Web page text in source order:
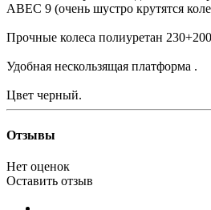
ABEC 9 (очень шустро крутятся
Прочные колеса полиуретан
Удобная нескользящая платформа .
Цвет черный.
Отзывы
Нет оценок
Оставить отзыв